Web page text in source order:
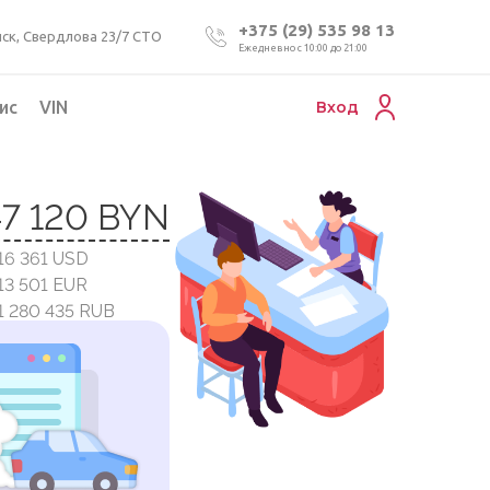
Свердлова 23/7 СТО +375 (29) 535 98 13
Ежедневно с 10:00 до 21:00
Проверка VIN номера авто
Пригон авто из Беларуси
Подбор мотоцикла
VIN Вход
120 BYN
361 USD
501 EUR
280 435 RUB